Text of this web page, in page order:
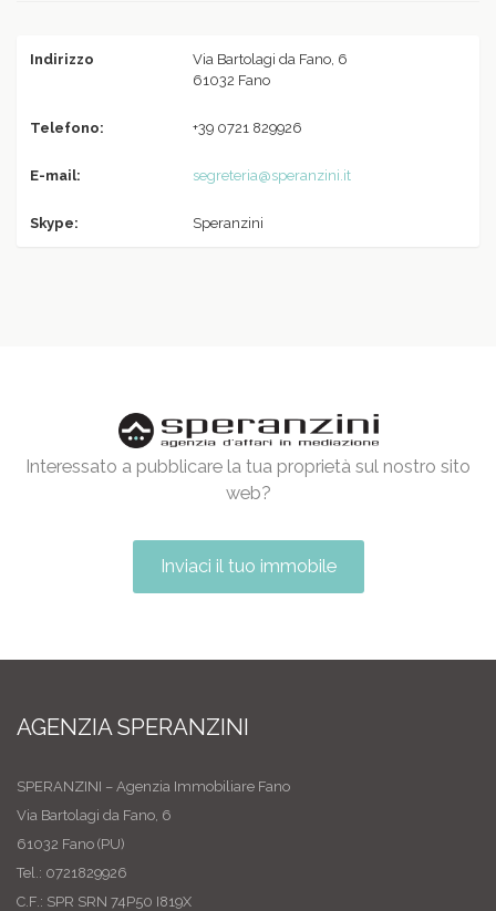
Indirizzo
Via Bartolagi da Fano, 6
61032 Fano
Telefono: +39 0721 829926
E-mail: segreteria@speranzini.it
Skype: Speranzini
Interessato a pubblicare la tua proprietà sul nostro sito
web?
Inviaci il tuo immobile
AGENZIA SPERANZINI
SPERANZINI – Agenzia Immobiliare Fano
Via Bartolagi da Fano, 6
61032 Fano (PU)
Tel.: 0721829926
C.F.: SPR SRN 74P50 I819X